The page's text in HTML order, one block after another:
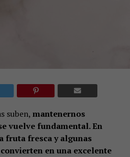
suben, mantenernos
vuelve fundamental. En
fruta fresca y algunas
en una excelente